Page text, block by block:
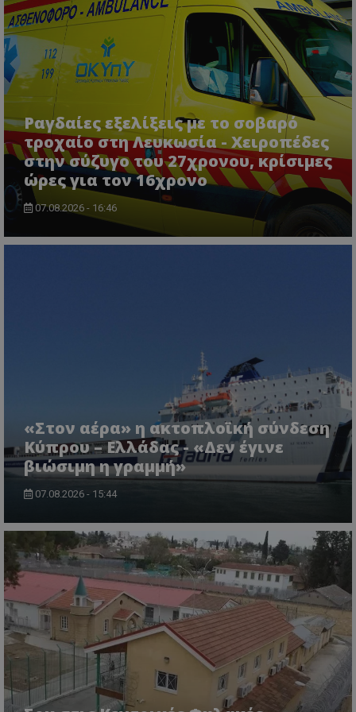
Ραγδαίες εξελίξεις με το σοβαρό
τροχαίο στη Λευκωσία - Χειροπέδες
στην σύζυγο του 27χρονου, κρίσιμες
ώρες για τον 16χρονο
07.08.2026 - 16:46
«Στον αέρα» η ακτοπλοϊκή σύνδεση
Κύπρου – Ελλάδας - «Δεν έγινε
βιώσιμη η γραμμή»
07.08.2026 - 15:44
σύνδεση χρήστη και τη διαχείριση λογαριασμού.
Ο ιστότοπος δεν μπορεί να χρησιμοποιηθεί σωστά
χωρίς τα απολύτως απαραίτητα cookies.
Ονοματεπώνυμο
Προμηθευτής/ Πεδίο
usprivacy
.lifenewscy.tothemaonline.com
ASP.NET_SessionId
Microsoft Corporation
VISITOR_PRIVACY_METADATA
.youtube.com